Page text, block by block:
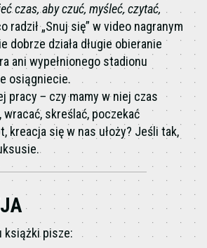
czas, aby czuć, myśleć, czytać,
radził „Snuj się” w video nagranym
dobrze działa długie obieranie
ani wypełnionego stadionu
osiągniecie.
pracy – czy mamy w niej czas
wracać, skreślać, poczekać
kreacja się w nas ułoży? Jeśli tak,
książki pisze: